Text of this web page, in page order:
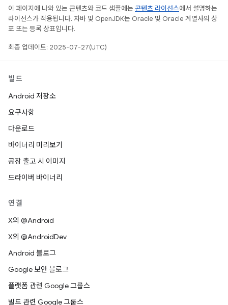
이 페이지에 나와 있는 콘텐츠와 코드 샘플에는 콘텐츠 라이선스에서 설명하는
라이선스가 적용됩니다. 자바 및 OpenJDK는 Oracle 및 Oracle 계열사의 상
표 또는 등록 상표입니다.
최종 업데이트: 2025-07-27(UTC)
빌드
Android 저장소
요구사항
다운로드
바이너리 미리보기
공장 출고 시 이미지
드라이버 바이너리
연결
X의 @Android
X의 @AndroidDev
Android 블로그
Google 보안 블로그
플랫폼 관련 Google 그룹스
빌드 관련 Google 그룹스